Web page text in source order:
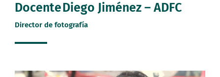
DocenteDiego Jiménez – ADFC
Director de fotografía